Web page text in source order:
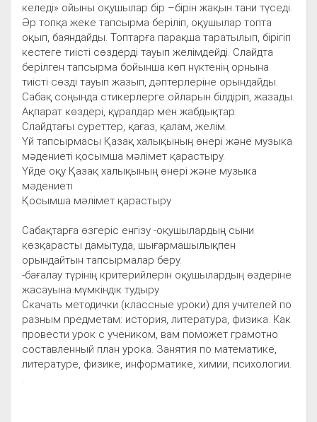
келеді» ойыны оқушылар бір –бірін жақын тани түседі.
Әр топқа жеке тапсырма беріліп, оқушылар топта
оқып, баяндайды. Топтарға парақша таратылып, бірігіп
кестеге тиісті сөздерді тауып желімдейді. Слайдта
берілген тапсырма бойынша көп нүктенің орнына
тиісті сөзді тауып жазып, дәптерлеріне орындайды.
Сабақ соңында стикерлерге ойларын білдіріп, жазады.
Ақпарат көздері, құралдар мен жабдықтар:
Слайдтағы суреттер, қағаз, қалам, желім.
Үй тапсырмасы Қазақ халықының өнері және музыка
мәдениеті қосымша мәлімет қарастыру.
Үйде оқу Қазақ халықының өнері және музыка
мәдениеті
Қосымша мәлімет қарастыру
Сабақтарға өзгеріс енгізу -оқушылардың сыни
көзқарасты дамытуда, шығармашылықпен
орындайтын тапсырмалар беру.
-бағалау түрінің критерийлерін оқушылардың өздеріне
жасауына мүмкіндік тудыру
Скачать методички (классные уроки) для учителей по
разным предметам: история, литература, физика. Как
провести урок с учеником, вам поможет грамотно
составленный план урока. Занятия по математике,
литературе, физике, информатике, химии, психологии.